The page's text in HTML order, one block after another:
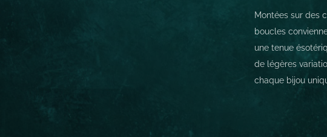
Montées sur des
boucles
une tenue
de légères
chaque bijou